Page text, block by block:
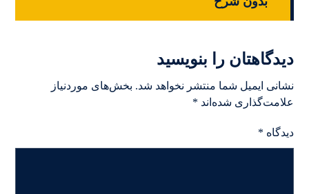
دیدگاهتان را بنویسید
نشانی ایمیل شما منتشر نخواهد شد. بخش‌های موردنیاز
علامت‌گذاری شده‌اند *
دیدگاه *